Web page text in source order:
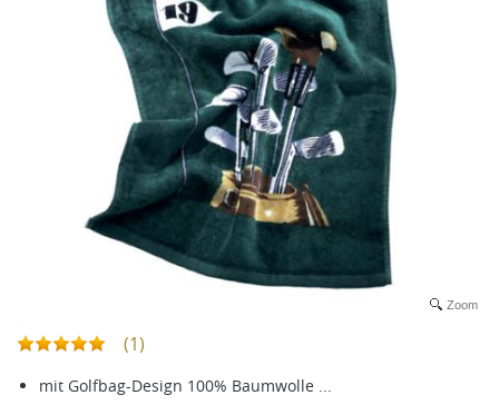
Zoom
(1)
mit Golfbag-Design 100% Baumwolle ...